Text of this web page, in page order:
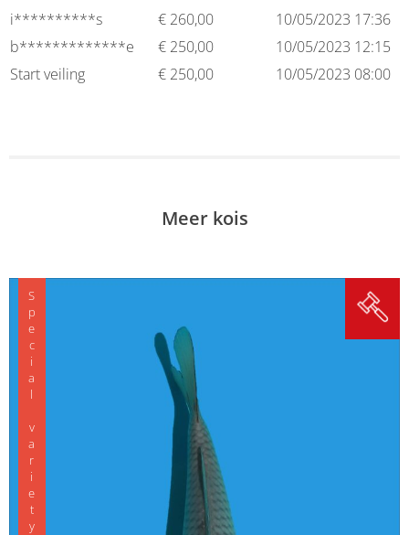
i**********s
€ 260,00
10/05/2023 17:36
b*************e
€ 250,00
10/05/2023 12:15
Start veiling
€ 250,00 10/05/2023 08:00
Meer kois
Special variety